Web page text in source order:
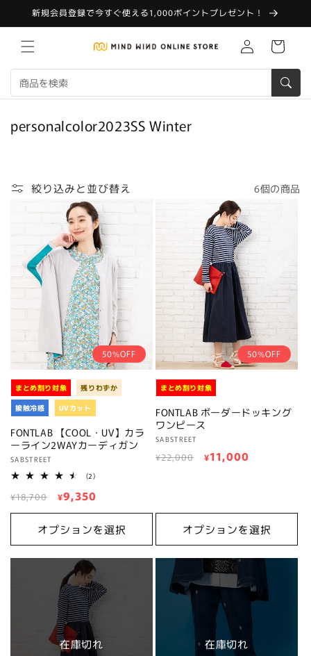
ンツに
進む
新規会員登録で今すぐ使える1,000ポイントプレゼント！
Translation
missing:
カ
ー
コ
シ
ョ
personalcolor2023SS Winter
絞り込みと並び替え 6個の商品
50%OFF
まとめ割り対象
残りわずか
接触冷感
UVカット
FONTLAB 【COOL・UV】カラ
ーライン2WAYカーディガン
販
売
元:
SABSTREET
(2)2
ビ
ー
数
の
合
通
常
格
¥18,700
セ
ー
ル
価
格
¥9,350
オプションを選択
50%OFF
まとめ割り対象
FONTLAB ボーダードッキング
ワンピース
販
売
SABSTREET
通
¥22,000
セ
格
¥11,000
オプションを選択
在庫切れ 在庫切れ